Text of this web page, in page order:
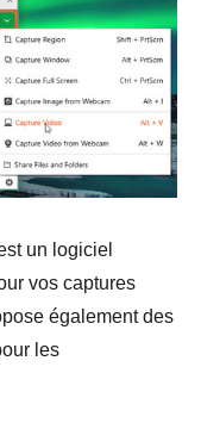
un logiciel
vos captures
également des
les